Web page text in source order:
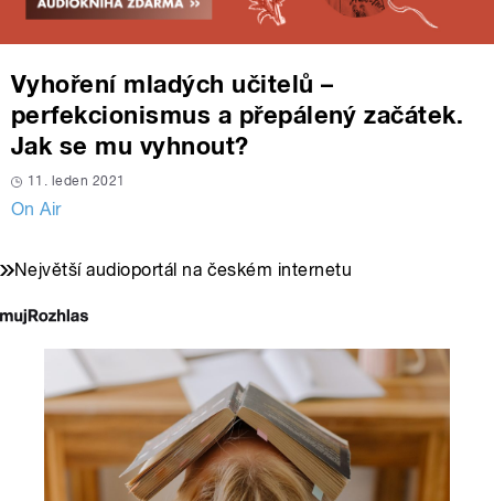
Vyhoření mladých učitelů –
perfekcionismus a přepálený začátek.
Jak se mu vyhnout?
11. leden 2021
On Air
Největší audioportál na českém internetu